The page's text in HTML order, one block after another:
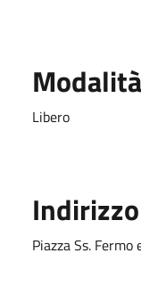
Libero
Indirizzo
Piazza Ss.